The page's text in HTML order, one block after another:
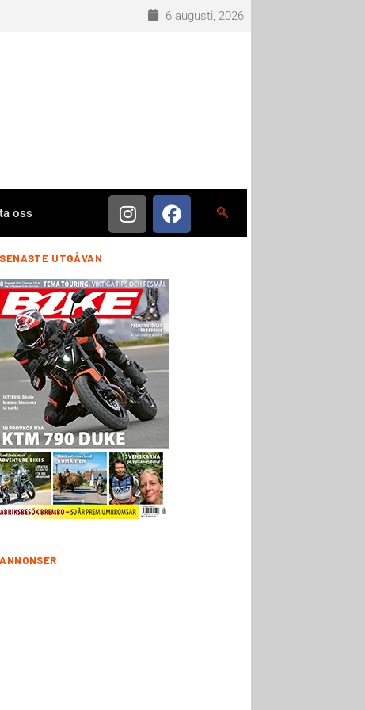
6 augusti, 2026
oss
SENASTE UTGÅVAN
ANNONSER